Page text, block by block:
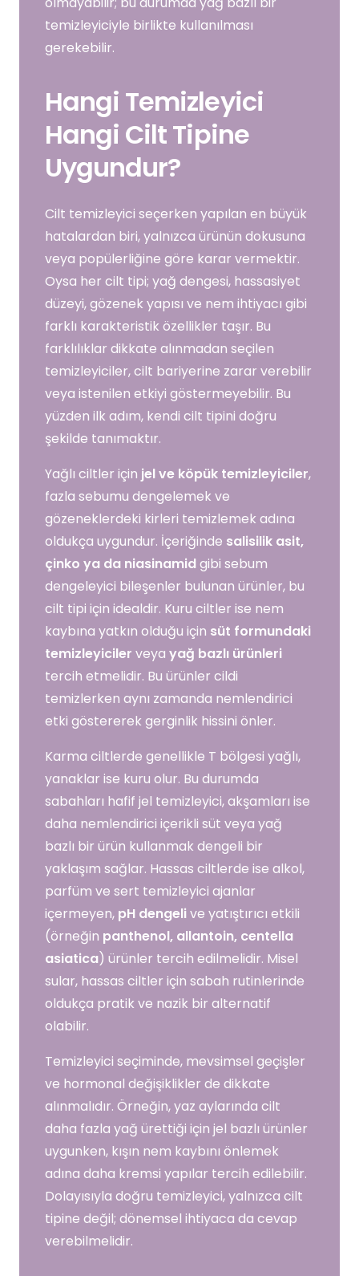
temizleyiciyle birlikte kullanılması
gerekebilir.
Hangi Temizleyici
Hangi Cilt Tipine
Uygundur?
Cilt temizleyici seçerken yapılan en büyük
hatalardan biri, yalnızca ürünün dokusuna
veya popülerliğine göre karar vermektir.
Oysa her cilt tipi; yağ dengesi, hassasiyet
düzeyi, gözenek yapısı ve nem ihtiyacı gibi
farklı karakteristik özellikler taşır. Bu
farklılıklar dikkate alınmadan seçilen
temizleyiciler, cilt bariyerine zarar verebilir
veya istenilen etkiyi göstermeyebilir. Bu
yüzden ilk adım, kendi cilt tipini doğru
şekilde tanımaktır.
Yağlı ciltler için jel ve köpük temizleyiciler,
fazla sebumu dengelemek ve
gözeneklerdeki kirleri temizlemek adına
oldukça uygundur. İçeriğinde salisilik asit,
çinko ya da niasinamidgibi sebum
dengeleyici bileşenler bulunan ürünler, bu
cilt tipi için idealdir. Kuru ciltler ise nem
kaybına yatkın olduğu için süt formundaki
temizleyiciler veya yağ bazlı ürünleri
tercih etmelidir. Bu ürünler cildi
temizlerken aynı zamanda nemlendirici
etki göstererek gerginlik hissini önler.
Karma ciltlerde genellikle T bölgesi yağlı,
yanaklar ise kuru olur. Bu durumda
sabahları hafif jel temizleyici, akşamları ise
daha nemlendirici içerikli süt veya yağ
bazlı bir ürün kullanmak dengeli bir
yaklaşım sağlar. Hassas ciltlerde ise alkol,
parfüm ve sert temizleyici ajanlar
içermeyen, pH dengelive yatıştırıcı etkili
(örneğin panthenol, allantoin, centella
asiatica) ürünler tercih edilmelidir. Misel
sular, hassas ciltler için sabah rutinlerinde
oldukça pratik ve nazik bir alternatif
olabilir.
Temizleyici seçiminde, mevsimsel geçişler
ve hormonal değişiklikler de dikkate
alınmalıdır. Örneğin, yaz aylarında cilt
daha fazla yağ ürettiği için jel bazlı ürünler
uygunken, kışın nem kaybını önlemek
adına daha kremsi yapılar tercih edilebilir.
Dolayısıyla doğru temizleyici, yalnızca cilt
tipine değil; dönemsel ihtiyaca da cevap
verebilmelidir.